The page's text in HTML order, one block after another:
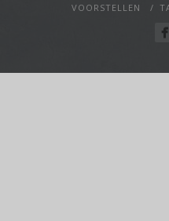
VOORSTELLEN